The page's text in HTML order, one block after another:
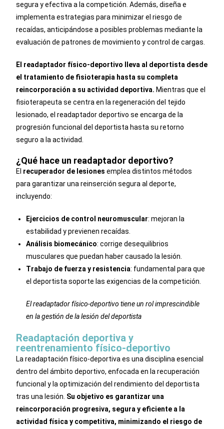
segura y efectiva a la competición. Además, diseña e
implementa estrategias para minimizar el riesgo de
recaídas, anticipándose a posibles problemas mediante la
evaluación de patrones de movimiento y control de cargas.
El readaptador físico-deportivo lleva al deportista desde
el tratamiento de fisioterapia hasta su completa
reincorporación a su actividad deportiva. Mientras que el
fisioterapeuta se centra en la regeneración del tejido
lesionado, el readaptador deportivo se encarga de la
progresión funcional del deportista hasta su retorno
seguro a la actividad.
¿Qué hace un readaptador deportivo?
El recuperador de lesiones emplea distintos métodos
para garantizar una reinserción segura al deporte,
incluyendo:
Ejercicios de control neuromuscular: mejoran la
estabilidad y previenen recaídas.
Análisis biomecánico: corrige desequilibrios
musculares que puedan haber causado la lesión.
Trabajo de fuerza y resistencia: fundamental para que
el deportista soporte las exigencias de la competición.
El readaptador físico-deportivo tiene un rol imprescindible
en la gestión de la lesión del deportista
Readaptación deportiva y
reentrenamiento físico-deportivo
La readaptación físico-deportiva es una disciplina esencial
dentro del ámbito deportivo, enfocada en la recuperación
funcional y la optimización del rendimiento del deportista
tras una lesión. Su objetivo es garantizar una
reincorporación progresiva, segura y eficiente a la
actividad física y competitiva, minimizando el riesgo de